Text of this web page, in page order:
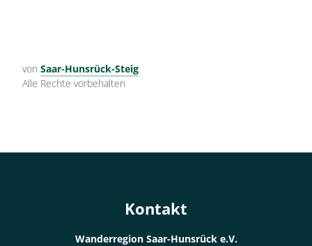
von Saar-Hunsrück-Steig
Alle Rechte vorbehalten
Kontakt
Wanderregion Saar-Hunsrück e.V.